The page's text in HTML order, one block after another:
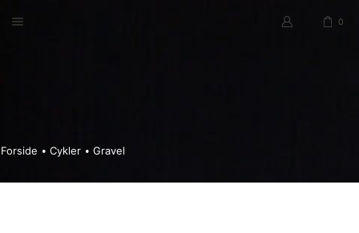
0
Forside • Cykler • Gravel